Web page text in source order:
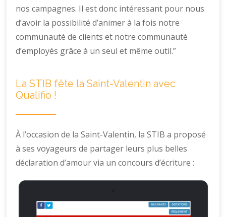
nos campagnes. Il est donc intéressant pour nous
d’avoir la possibilité d’animer à la fois notre
communauté de clients et notre communauté
d’employés grâce à un seul et même outil.”
La STIB fête la Saint-Valentin avec
Qualifio !
À l’occasion de la Saint-Valentin, la STIB a proposé
à ses voyageurs de partager leurs plus belles
déclaration d’amour via un concours d’écriture :